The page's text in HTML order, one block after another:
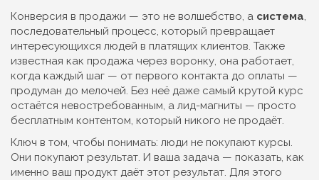
Конверсия в продажи — это не волшебство, а система,
последовательный процесс, который превращает
интересующихся людей в платящих клиентов. Также
известная как продажа через воронку, она работает,
когда каждый шаг — от первого контакта до оплаты —
продуман до мелочей. Без неё даже самый крутой курс
остаётся невостребованным, а лид-магниты — просто
бесплатным контентом, который никого не продаёт.
Ключ в том, чтобы понимать: люди не покупают курсы.
Они покупают результат. И ваша задача — показать, как
именно ваш продукт даёт этот результат. Для этого